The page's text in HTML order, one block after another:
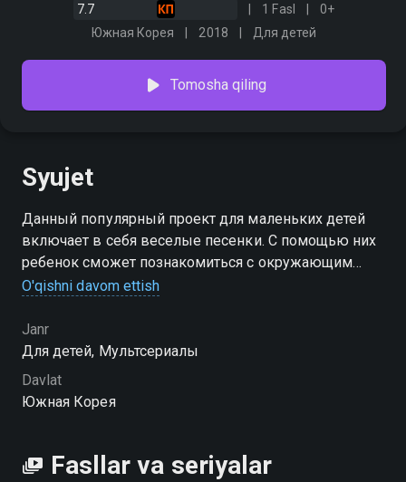
7.7 1 Fasl
0+
Южная Корея
2018 Для детей
Tomosha qiling
Syujet
Данный популярный проект для маленьких детей
включает в себя веселые песенки. С помощью них
ребенок сможет познакомиться с окружающим
миром, научится танцевать, правильно чистить зубы,
различными животными.
Минифорс. Детские песни serialining 1-faslini
hophop.tv saytida yuqori HD sifatda mutlaqo bepul
onlayn tomosha qilishingiz mumkin
O'qishni davom ettish
Janr
Для детей, Мультсериалы
Davlat
Южная Корея
Fasllar va seriyalar